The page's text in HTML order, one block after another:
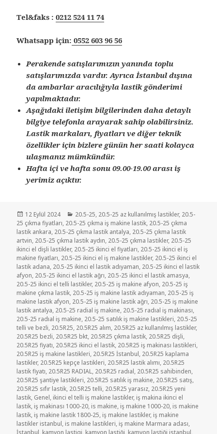
Tel&faks :0212 524 11 74
Whatsapp için: 0552 603 96 56
Perakende satışlarımızın yanında toplu
satışlarımızda vardır. Ayrıca İstanbul dışına
da ambarlar aracılığıyla lastik gönderimi
yapılmaktadır.
Aşağıdaki iletişim bilgilerinden daha detaylı
bilgiye telefonla arayarak sahip olabilirsiniz.
Lastik markaları, fiyatları ve diğer teknik
özellikler için bizlere günün her saati kolayca
ulaşmanız mümkündür.
Hafta içi ve hafta sonu 09.00-19.00 arası iş
yerimiz açıktır.
Yayın
tarihi
12 Eylül 2024 Kategoriler
20.5-25, 20.5-25 az kullanılmış lastikler, 20.5-
25 çıkma fiyatları, 20.5-25 çıkma iş makine lastik, 20.5-25 çıkma
lastik ankara, 20.5-25 çıkma lastik antalya, 20.5-25 çıkma lastik
artvin, 20.5-25 çıkma lastik aydın, 20.5-25 çıkma lastikler, 20.5-25
ikinci el dişli lastikler, 20.5-25 ikinci el fiyatları, 20.5-25 ikinci el iş
makine fiyatları, 20.5-25 ikinci el iş makine lastikler, 20.5-25 ikinci el
lastik adana, 20.5-25 ikinci el lastik adıyaman, 20.5-25 ikinci el lastik
afyon, 20.5-25 ikinci el lastik ağrı, 20.5-25 ikinci el lastik amasya,
20.5-25 ikinci el telli lastikler, 20.5-25 iş makine afyon, 20.5-25 iş
makine çıkma lastik, 20.5-25 iş makine lastik adıyaman, 20.5-25 iş
makine lastik afyon, 20.5-25 iş makine lastik ağrı, 20.5-25 iş makine
lastik antalya, 20.5-25 radial iş makine, 20.5-25 radıal iş makinası,
20.5-25 radıal iş makine, 20.5-25 satılık iş makine lastikleri, 20.5-25
telli ve bezli, 20.5R25, 20.5R25 alım, 20.5R25 az kullanılmış lastikler,
20.5R25 bezli, 20.5R25 bkt, 20.5R25 çıkma lastik, 20.5R25 dişli,
20.5R25 fiyatı, 20.5R25 ikinci el lastik, 20.5R25 iş makinası lastikleri,
20.5R25 iş makine lastikleri, 20.5R25 İstanbul, 20.5R25 kaplama
lastikler, 20.5R25 kepçe lastikleri, 20.5R25 lastik alımı, 20.5R25
lastik fiyatı, 20.5R25 RADIAL, 20.5R25 radıal, 20.5R25 sahibinden,
20.5R25 şantiye lastikleri, 20.5R25 satılık iş makine, 20.5R25 satış,
20.5R25 sıfır lastik, 20.5R25 telli, 20.5R25 yarasız, 20.5R25 yeni
lastik, Genel, ikinci el telli iş makine lastikler, iş makina ikinci el
lastik, iş makinası 1000-20, is makine, iş makine 1000-20, is makine
lastik, iş makine lastik 1800-25, iş makine lastikler, iş makine
lastikler istanbul, is makine lastikleri, iş makine Marmara adası,